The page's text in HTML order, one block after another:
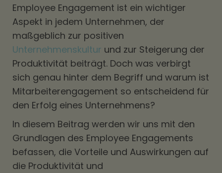
Employee Engagement ist ein wichtiger
Aspekt in jedem Unternehmen, der
maßgeblich zur positiven
Unternehmenskultur und zur Steigerung der
Produktivität beiträgt. Doch was verbirgt
sich genau hinter dem Begriff und warum ist
Mitarbeiterengagement so entscheidend für
den Erfolg eines Unternehmens?
In diesem Beitrag werden wir uns mit den
Grundlagen des Employee Engagements
befassen, die Vorteile und Auswirkungen auf
die Produktivität und